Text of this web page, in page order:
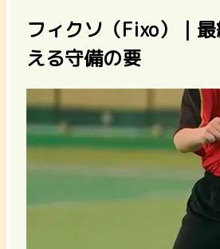
フィクソ（Fixo）｜
える守備の要